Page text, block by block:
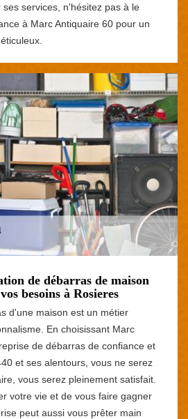
services, n'hésitez pas à le
à Marc Antiquaire 60 pour un
de débarras de maison
besoins à Rosieres
d'une maison est un métier
En choisissant Marc
de débarras de confiance et
et ses alentours, vous ne serez
vous serez pleinement satisfait.
votre vie et de vous faire gagner
peut aussi vous prêter main